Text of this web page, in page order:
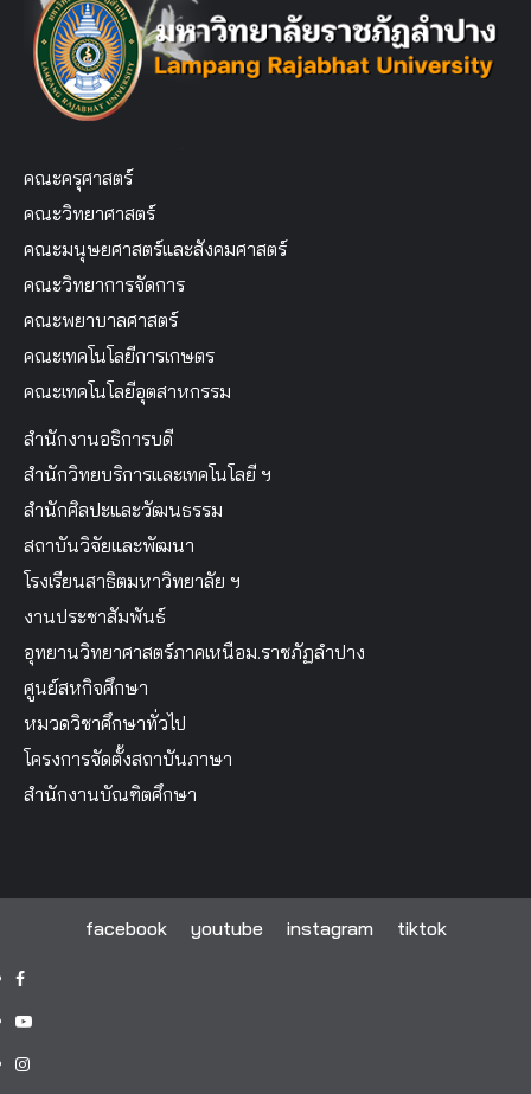
คณะครุศาสตร์
คณะวิทยาศาสตร์
คณะมนุษยศาสตร์และสังคมศาสตร์
คณะวิทยาการจัดการ
คณะพยาบาลศาสตร์
คณะเทคโนโลยีการเกษตร
คณะเทคโนโลยีอุตสาหกรรม
สำนักงานอธิการบดี
สำนักวิทยบริการและเทคโนโลยี ฯ
สำนักศิลปะและวัฒนธรรม
สถาบันวิจัยและพัฒนา
โรงเรียนสาธิตมหาวิทยาลัย ฯ
งานประชาสัมพันธ์
อุทยานวิทยาศาสตร์ภาคเหนือม.ราชภัฏลำปาง
ศูนย์สหกิจศึกษา
หมวดวิชาศึกษาทั่วไป
โครงการจัดตั้งสถาบันภาษา
สำนักงานบัณฑิตศึกษา
facebook youtube instagram tiktok
facebook
youtube
instagram